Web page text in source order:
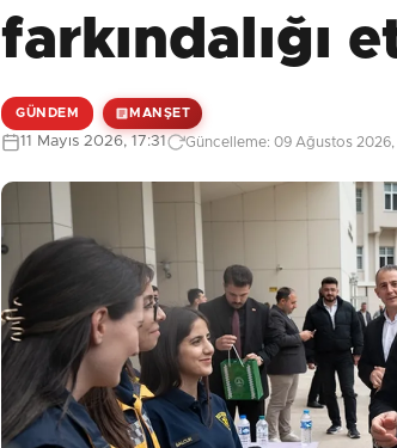
farkındalığı
GÜNDEM MANŞET
11 Mayıs 2026, 17:31 Güncelleme: 09 Ağustos